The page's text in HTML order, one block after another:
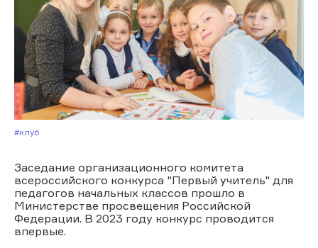
#Клуб
Заседание организационного комитета
всероссийского конкурса "Первый учитель" для
педагогов начальных классов прошло в
Министерстве просвещения Российской
Федерации. В 2023 году конкурс проводится
впервые.